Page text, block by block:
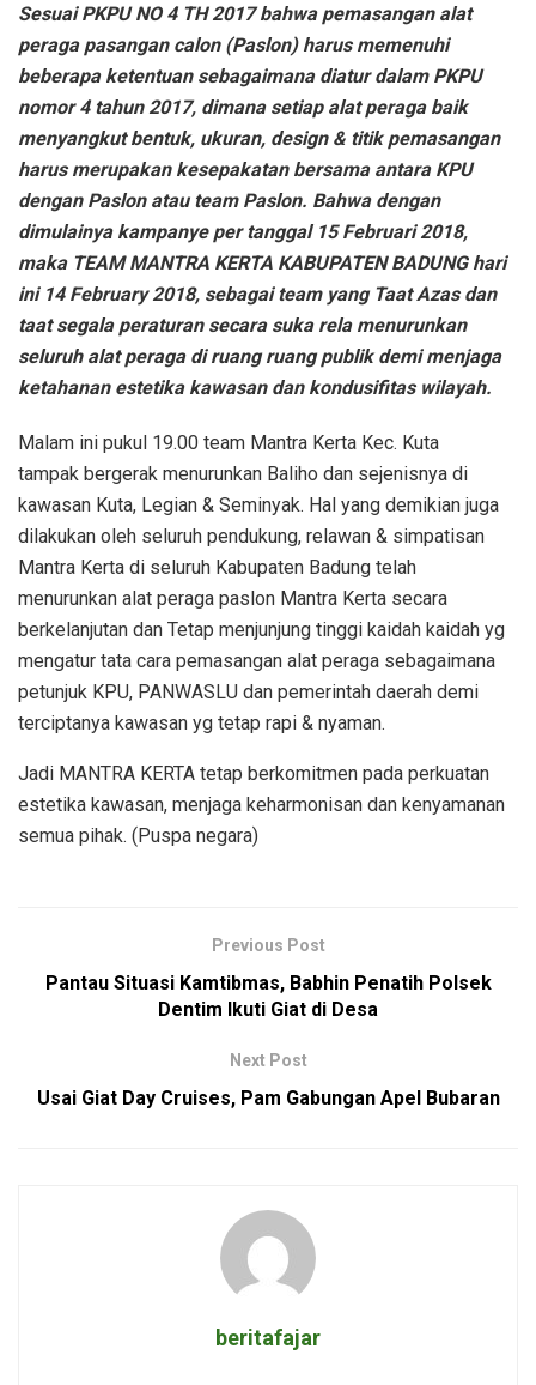
Sesuai PKPU NO 4 TH 2017 bahwa pemasangan alat
peraga pasangan calon (Paslon) harus memenuhi
beberapa ketentuan sebagaimana diatur dalam PKPU
nomor 4 tahun 2017, dimana setiap alat peraga baik
menyangkut bentuk, ukuran, design & titik pemasangan
harus merupakan kesepakatan bersama antara KPU
dengan Paslon atau team Paslon. Bahwa dengan
dimulainya kampanye per tanggal 15 Februari 2018,
maka TEAM MANTRA KERTA KABUPATEN BADUNG hari
ini 14 February 2018, sebagai team yang Taat Azas dan
taat segala peraturan secara suka rela menurunkan
seluruh alat peraga di ruang ruang publik demi menjaga
ketahanan estetika kawasan dan kondusifitas wilayah.
Malam ini pukul 19.00 team Mantra Kerta Kec. Kuta
tampak bergerak menurunkan Baliho dan sejenisnya di
kawasan Kuta, Legian & Seminyak. Hal yang demikian juga
dilakukan oleh seluruh pendukung, relawan & simpatisan
Mantra Kerta di seluruh Kabupaten Badung telah
menurunkan alat peraga paslon Mantra Kerta secara
berkelanjutan dan Tetap menjunjung tinggi kaidah kaidah yg
mengatur tata cara pemasangan alat peraga sebagaimana
petunjuk KPU, PANWASLU dan pemerintah daerah demi
terciptanya kawasan yg tetap rapi & nyaman.
Jadi MANTRA KERTA tetap berkomitmen pada perkuatan
estetika kawasan, menjaga keharmonisan dan kenyamanan
semua pihak. (Puspa negara)
Previous Post
Pantau Situasi Kamtibmas, Babhin Penatih Polsek
Dentim Ikuti Giat di Desa
Next Post
Usai Giat Day Cruises, Pam Gabungan Apel Bubaran
beritafajar